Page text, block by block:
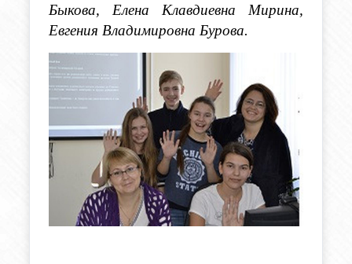
Быкова, Елена Клавдиевна Мирина,
Евгения Владимировна Бурова.